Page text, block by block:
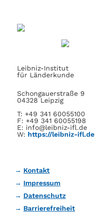
Leibniz-Institut
für Länderkunde
Schongauerstraße 9
04328 Leipzig
T: +49 341 60055100
F: +49 341 60055198
E: info@leibniz-ifl.de
W: https://leibniz-ifl.de
Kontakt
Impressum
Datenschutz
Barrierefreiheit